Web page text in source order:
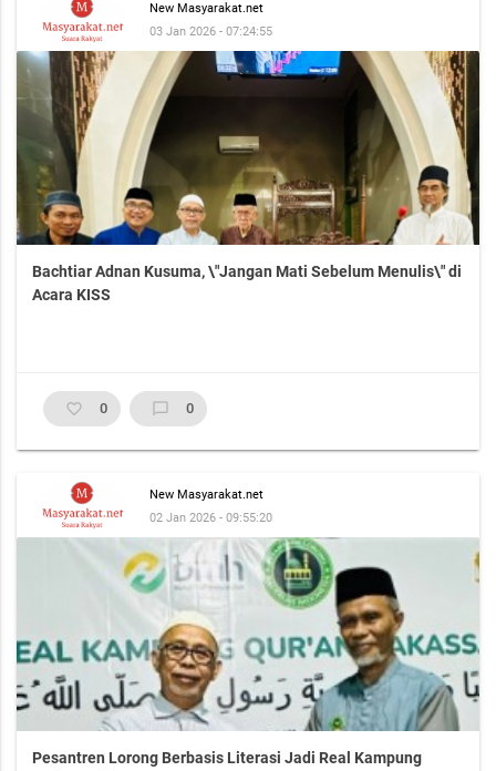
New Masyarakat.net
03 Jan 2026 - 07:24:55
Bachtiar Adnan Kusuma, \"Jangan Mati Sebelum Menulis\" di
Acara KISS
favorite_border 0 chat_bubble_outline 0
New Masyarakat.net
02 Jan 2026 - 09:55:20
Pesantren Lorong Berbasis Literasi Jadi Real Kampung